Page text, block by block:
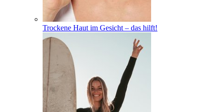
Trockene Haut im Gesicht – das hilft!